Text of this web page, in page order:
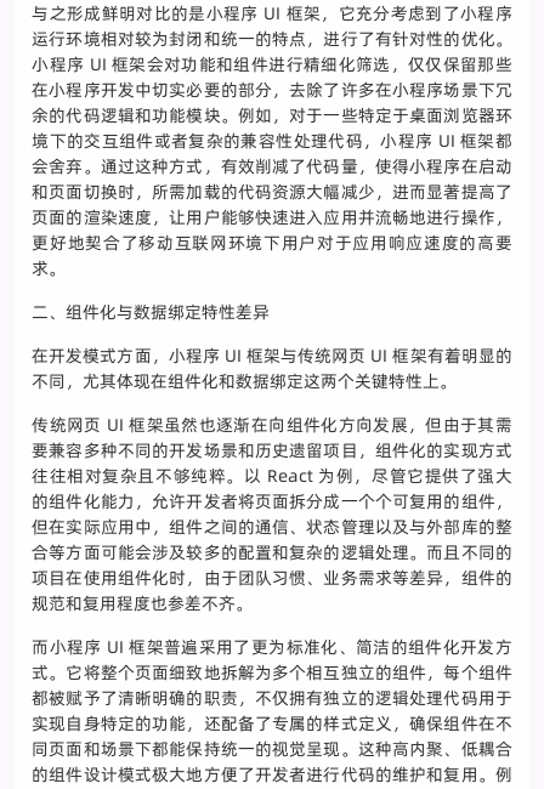
与之形成鲜明对比的是小程序 UI 框架，它充分考虑到了小程序
运行环境相对较为封闭和统一的特点，进行了有针对性的优化。
小程序 UI 框架会对功能和组件进行精细化筛选，仅仅保留那些
在小程序开发中切实必要的部分，去除了许多在小程序场景下冗
余的代码逻辑和功能模块。例如，对于一些特定于桌面浏览器环
境下的交互组件或者复杂的兼容性处理代码，小程序 UI 框架都
会舍弃。通过这种方式，有效削减了代码量，使得小程序在启动
和页面切换时，所需加载的代码资源大幅减少，进而显著提高了
页面的渲染速度，让用户能够快速进入应用并流畅地进行操作，
更好地契合了移动互联网环境下用户对于应用响应速度的高要
求。
二、组件化与数据绑定特性差异
在开发模式方面，小程序 UI 框架与传统网页 UI 框架有着明显的
不同，尤其体现在组件化和数据绑定这两个关键特性上。
传统网页 UI 框架虽然也逐渐在向组件化方向发展，但由于其需
要兼容多种不同的开发场景和历史遗留项目，组件化的实现方式
往往相对复杂且不够纯粹。以 React 为例，尽管它提供了强大
的组件化能力，允许开发者将页面拆分成一个个可复用的组件，
但在实际应用中，组件之间的通信、状态管理以及与外部库的整
合等方面可能会涉及较多的配置和复杂的逻辑处理。而且不同的
项目在使用组件化时，由于团队习惯、业务需求等差异，组件的
规范和复用程度也参差不齐。
而小程序 UI 框架普遍采用了更为标准化、简洁的组件化开发方
式。它将整个页面细致地拆解为多个相互独立的组件，每个组件
都被赋予了清晰明确的职责，不仅拥有独立的逻辑处理代码用于
实现自身特定的功能，还配备了专属的样式定义，确保组件在不
同页面和场景下都能保持统一的视觉呈现。这种高内聚、低耦合
的组件设计模式极大地方便了开发者进行代码的维护和复用。例